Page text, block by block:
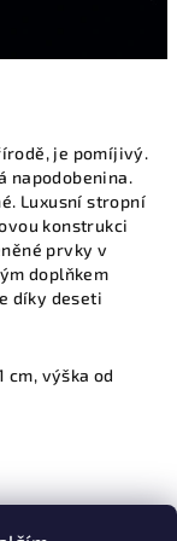
je pomíjivý.
napodobenina.
Luxusní stropní
konstrukci
prvky v
doplňkem
díky deseti
cm, výška od